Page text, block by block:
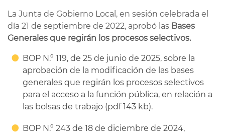
La Junta de Gobierno Local, en sesión celebrada el
día 21 de septiembre de 2022, aprobó las Bases
Generales que regirán los procesos selectivos.
BOP N.º 119, de 25 de junio de 2025, sobre la
aprobación de la modificación de las bases
generales que regirán los procesos selectivos
para el acceso a la función pública, en relación a
las bolsas de trabajo (pdf 143 kb).
BOP N.º 243 de 18 de diciembre de 2024,